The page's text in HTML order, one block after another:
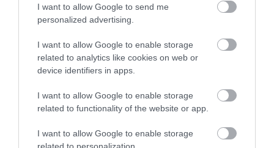
I want to allow Google to send me
personalized advertising.
I want to allow Google to enable storage
related to analytics like cookies on web or
device identifiers in apps.
I want to allow Google to enable storage
related to functionality of the website or app.
I want to allow Google to enable storage
κάνει τετραπλή προσπέραση
πάνω σε στροφή (βίντεο)
Φωτιά σε λεωφορείο στην Εύβοια
αυτοκινήτου που λίγοι οδηγοί
Όλες οι τελευταίες ειδήσεις